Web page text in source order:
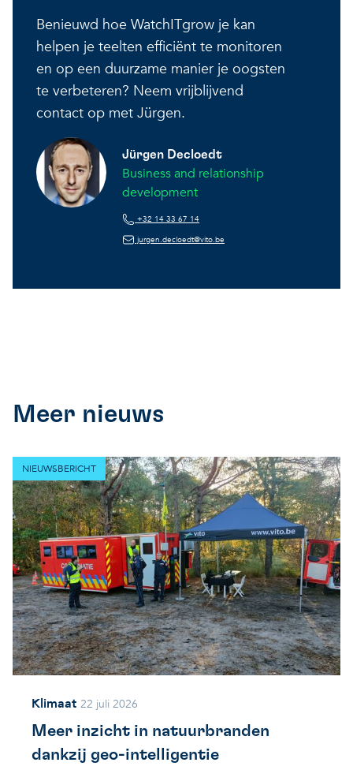
Benieuwd hoe WatchITgrow je kan
helpen je teelten efficiënt te monitoren
en op een duurzame manier je oogsten
te verbeteren? Neem vrijblijvend
contact op met Jürgen.
Jürgen Decloedt
Business and relationship
development
+32 14 33 67 14
jurgen.decloedt@vito.be
Meer nieuws
NIEUWSBERICHT
Klimaat 22 juli 2026
Meer inzicht in natuurbranden
dankzij geo-intelligentie